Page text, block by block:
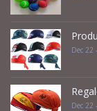
Dec 22
Dec 22